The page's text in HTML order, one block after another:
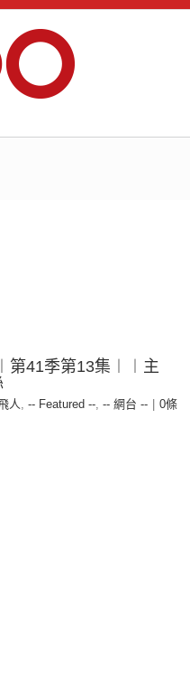
第41季第13集︱︱主
人, -- Featured --, -- 網台 --
0條